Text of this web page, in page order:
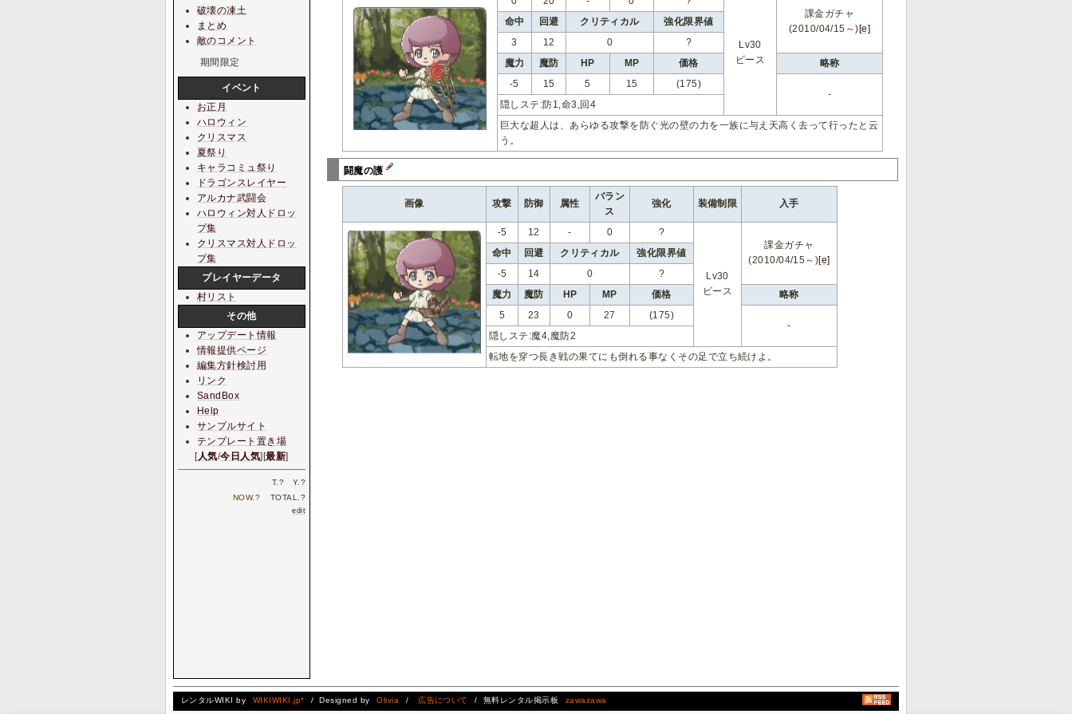
Lv30
ビース
課金ガチャ
(2010/04/15～)[e]
命中 回避 クリティカル
強化限界値
3
12 0
?
魔力
魔防 HP MP 価格
略称
-5
15 5 15
(175)
-
隠しステ:防1,命3,回4
巨大な超人は、あらゆる攻撃を防ぐ光の壁の力を一族に与え天高く去って行ったと云
う。
闘魔の護
画像 攻撃 防御 属性
バラン
ス
強化 装備制限 入手
-5 12 - 0 ?
Lv30
ビース
課金ガチャ
(2010/04/15～)[e]
命中 回避 クリティカル
強化限界値
-5
14 0
?
魔力
魔防 HP MP 価格
略称
5
23 0 27
(175)
-
隠しステ:魔4,魔防2
転地を穿つ長き戦の果てにも倒れる事なくその足で立ち続けよ。
破壊の凍土
まとめ
敵のコメント
期間限定
イベント
お正月
ハロウィン
クリスマス
夏祭り
キャラコミュ祭り
ドラゴンスレイヤー
アルカナ武闘会
ハロウィン対人ドロッ
プ集
クリスマス対人ドロッ
プ集
プレイヤーデータ
村リスト
その他
アップデート情報
情報提供ページ
編集方針検討用
リンク
SandBox
Help
サンプルサイト
テンプレート置き場
[人気/今日人気][最新]
T.? Y.?
NOW.? TOTAL.?
edit
レンタルWIKI by WIKIWIKI.jp* / Designed by Olivia / 広告について / 無料レンタル掲示板 zawazawa